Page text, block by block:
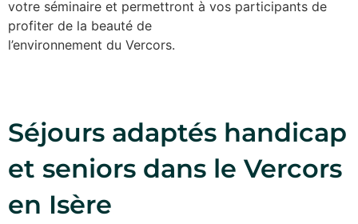
votre séminaire et permettront à vos participants de
profiter de la beauté de
l’environnement du Vercors.
Séjours adaptés handicap
et seniors dans le Vercors
en Isère